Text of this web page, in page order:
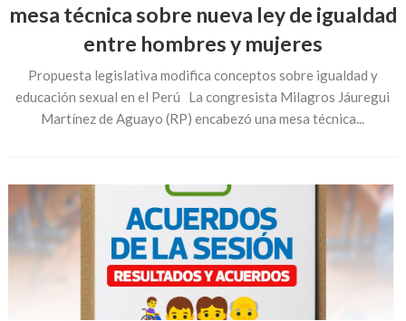
mesa técnica sobre nueva ley de igualdad
entre hombres y mujeres
Propuesta legislativa modifica conceptos sobre igualdad y
educación sexual en el Perú La congresista Milagros Jáuregui
Martínez de Aguayo (RP) encabezó una mesa técnica...